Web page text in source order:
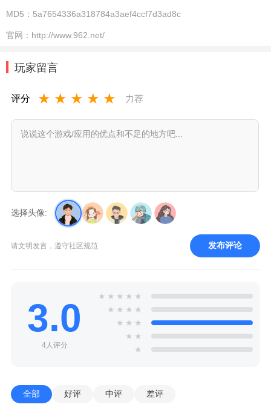
MD5： 5a7654336a318784a3aef4ccf7d3ad8c
官网： http://www.962.net/
玩家留言
评分 ★ ★ ★ ★ ★ 力荐
选择头像:
请文明发言，遵守社区规范 发布评论
3.0
4人评分
★ ★ ★ ★ ★
★ ★ ★ ★
★ ★ ★
★ ★
★
全部 好评 中评 差评